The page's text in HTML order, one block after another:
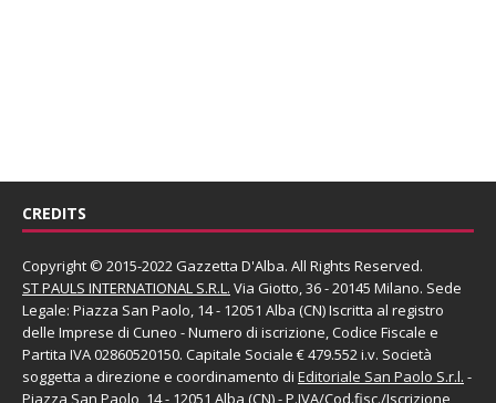
CREDITS
Copyright © 2015-2022 Gazzetta D'Alba. All Rights Reserved.
ST PAULS INTERNATIONAL S.R.L. Via Giotto, 36 - 20145 Milano. Sede
Legale: Piazza San Paolo, 14 - 12051 Alba (CN) Iscritta al registro
delle Imprese di Cuneo - Numero di iscrizione, Codice Fiscale e
Partita IVA 02860520150. Capitale Sociale € 479.552 i.v. Società
soggetta a direzione e coordinamento di Editoriale San Paolo S.r.l. -
Piazza San Paolo, 14 - 12051 Alba (CN) - P.IVA/Cod.fisc./Iscrizione